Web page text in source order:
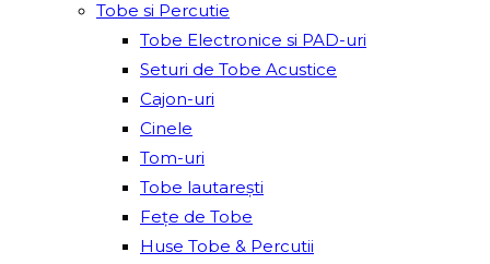
Tobe si Percutie
Tobe Electronice si PAD-uri
Seturi de Tobe Acustice
Cajon-uri
Cinele
Tom-uri
Tobe lautareşti
Fețe de Tobe
Huse Tobe & Percutii